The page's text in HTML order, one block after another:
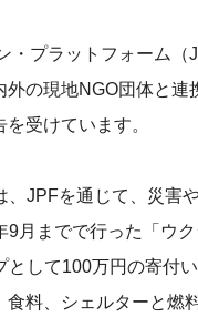
・プラットフォーム
外の現地NGO団体と
受けています。
、JPFを通じて、災害
9月までで行った「ウ
して100万円の寄付
食料、シェルターと燃